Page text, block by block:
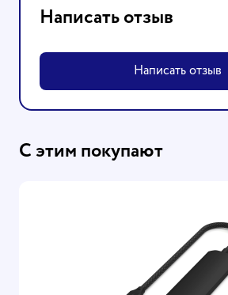
Написать отзыв
Написать отзыв
С этим покупают